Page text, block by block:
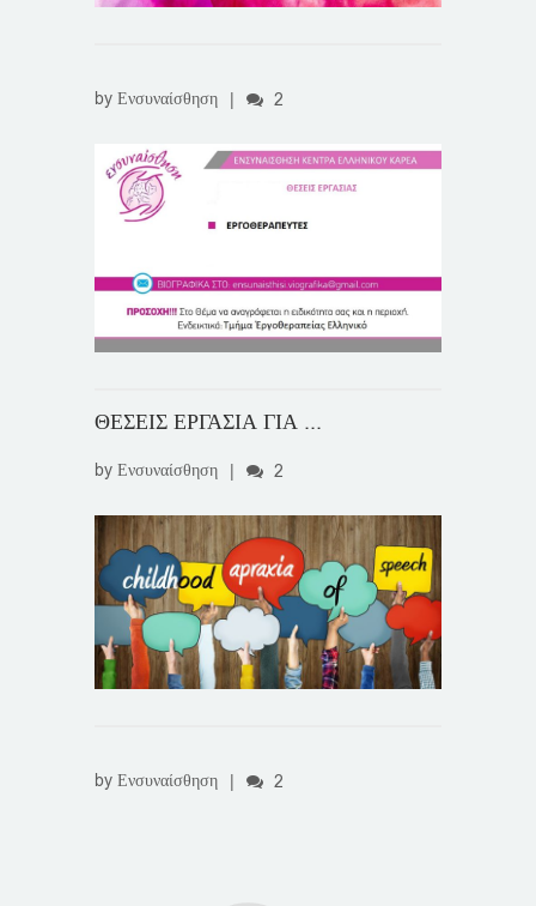
by Ενσυναίσθηση | 2
ΘΕΣΕΙΣ ΕΡΓΑΣΙΑ ΓΙΑ ...
by Ενσυναίσθηση | 2
by Ενσυναίσθηση | 2